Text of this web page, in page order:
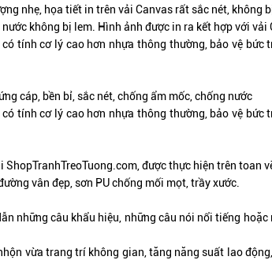
nhẹ, họa tiết in trên vải Canvas rất sắc nét, không
không bị lem. Hình ảnh được in ra kết hợp với vải
tính cơ lý cao hơn nhựa thông thường, bảo vệ
cáp, bền bỉ, sắc nét, chống ẩm mốc, chống nước
tính cơ lý cao hơn nhựa thông thường, bảo vệ
được thực hiện trên toan
vân đẹp, sơn PU chống mối mọt, trầy xước.
những câu khẩu hiệu, những câu nói nổi tiếng
vừa trang trí không gian, tăng năng suất lao